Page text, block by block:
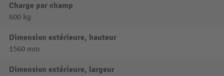
Charge par champ
600 kg
Dimension extérieure, hauteur
1560 mm
Dimension extérieure, largeur